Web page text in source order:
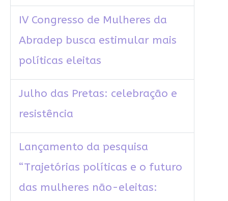
IV Congresso de Mulheres da
Abradep busca estimular mais
políticas eleitas
Julho das Pretas: celebração e
resistência
Lançamento da pesquisa
“Trajetórias políticas e o futuro
das mulheres não-eleitas: